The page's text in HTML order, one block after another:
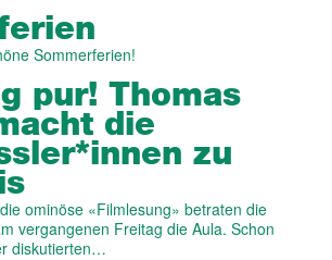
Sommerferien!
pur! Thomas
die
zu
ominöse «Filmlesung» betraten die
vergangenen Freitag die Aula. Schon
diskutierten…